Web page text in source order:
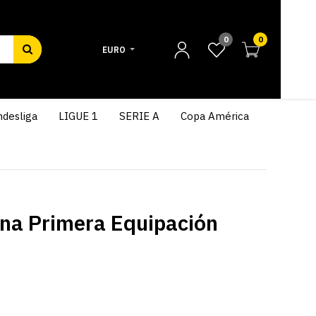
EURO
0 0
LIGUE 1 SERIE A Copa América
Primera Equipación